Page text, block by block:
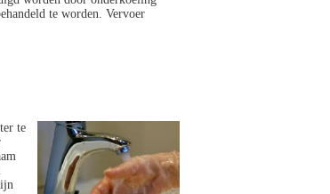
te worden. Vervoer
te